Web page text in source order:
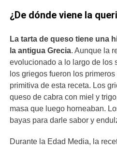
¿De dónde viene la
La tarta de queso tiene una
la antigua Grecia. Aunque la
evolucionado a lo largo de los
los griegos fueron los
primitiva de esta receta. Los
queso de cabra con miel y
masa que luego horneaban.
bayas para darle sabor y
Durante la Edad Media, la